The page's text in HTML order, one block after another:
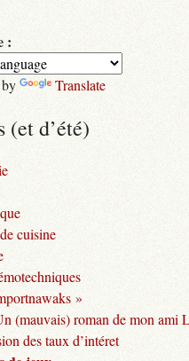
:
Translate
(et d’été)
cuisine
»
(mauvais) roman de mon ami
des taux d’intéret